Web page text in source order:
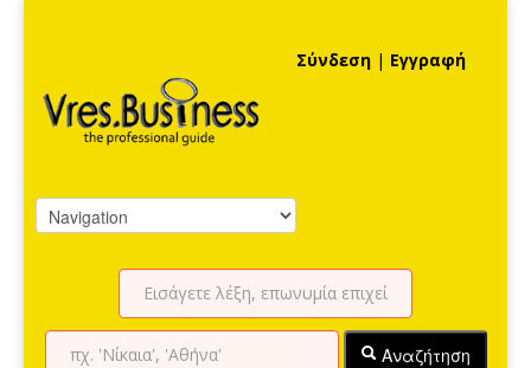
Σύνδεση | Εγγραφή
Αναζήτηση